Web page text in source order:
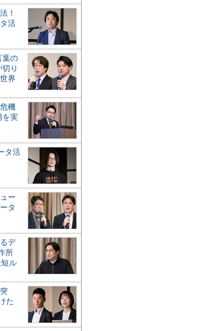
！
活
葉の
り
界
機
を実
タ活
ー
タ
デ
所
ル
た